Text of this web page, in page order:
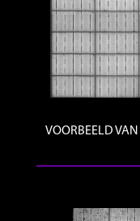
VOORBEELD